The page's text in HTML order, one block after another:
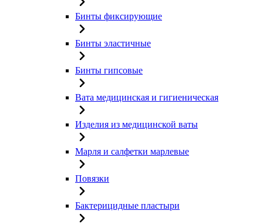
Бинты фиксирующие
Бинты эластичные
Бинты гипсовые
Вата медицинская и гигиеническая
Изделия из медицинской ваты
Марля и салфетки марлевые
Повязки
Бактерицидные пластыри